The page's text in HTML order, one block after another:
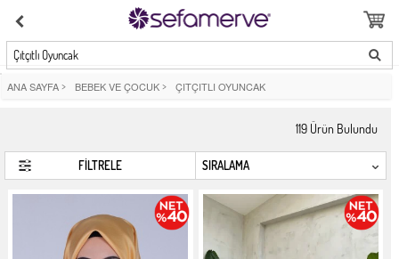
Çıtçıtlı Oyuncak
ANA SAYFA > BEBEK VE ÇOCUK > ÇITÇITLI OYUNCAK
119 Ürün Bulundu
FİLTRELE